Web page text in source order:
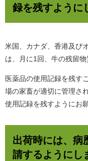
録を残すように
米国、カナダ、香港及び
は、月に1回、牛の残留物
医薬品の使用記録を残す
場の家畜が適切に管理さ
使用記録を残すようにお
出荷時には、病
請するようにし